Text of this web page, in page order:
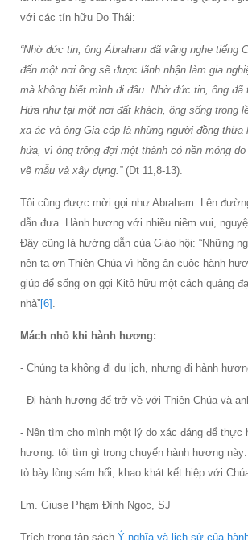
với các tín hữu Do Thái:
“Nhờ đức tin, ông Ábraham đã vâng nghe tiếng
đến một nơi ông sẽ được lãnh nhận làm gia
mà không biết mình đi đâu. Nhờ đức tin, ông
Hứa như tại một nơi đất khách, ông sống trong
xa-ác và ông Gia-cóp là những người đồng thừa
hứa, vì ông trông đợi một thành có nền móng
vẽ mẫu và xây dựng.”(Dt 11,8-13).
Tôi cũng được mời gọi như Abraham. Lên
dẫn đưa. Hành hương với nhiều niềm vui,
Đây cũng là hướng dẫn của Giáo hội: “Những
nên tạ ơn Thiên Chúa vì hồng ân cuộc hành
giúp để sống ơn gọi Kitô hữu một cách quảng
nhà”[6] .
Mách nhỏ khi hành hương:
- Chúng ta không đi du lịch, nhưng đi hành
- Đi hành hương để trở về với Thiên Chúa và
- Nên tìm cho mình một lý do xác đáng để thực
hương: tôi tìm gì trong chuyến hành hương
tỏ bày lòng sám hối, khao khát kết hiệp với
Lm. Giuse Phạm Đình Ngọc, SJ
Trích trong tập sách Ý nghĩa và lịch sử của